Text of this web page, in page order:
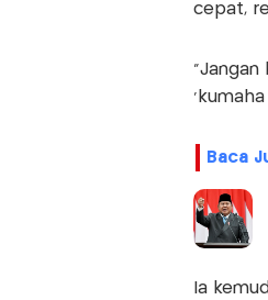
cepat,
"Jangan
Baca
Ia